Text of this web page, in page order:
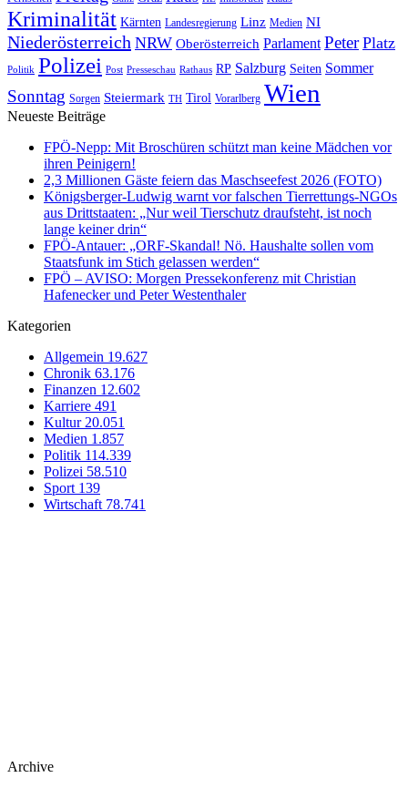
Kriminalität Kärnten Landesregierung Linz Medien NI
Niederösterreich NRW Oberösterreich Parlament Peter Platz
Politik Polizei Post Presseschau Rathaus RP Salzburg Seiten Sommer
Sonntag Sorgen Steiermark TH Tirol Vorarlberg Wien
Neueste Beiträge
FPÖ-Nepp: Mit Broschüren schützt man keine Mädchen vor
ihren Peinigern!
2,3 Millionen Gäste feiern das Maschseefest 2026 (FOTO)
Königsberger-Ludwig warnt vor falschen Tierrettungs-NGOs
aus Drittstaaten: „Nur weil Tierschutz draufsteht, ist noch
lange keiner drin“
FPÖ-Antauer: „ORF-Skandal! Nö. Haushalte sollen vom
Staatsfunk im Stich gelassen werden“
FPÖ – AVISO: Morgen Pressekonferenz mit Christian
Hafenecker und Peter Westenthaler
Kategorien
Allgemein 19.627
Chronik 63.176
Finanzen 12.602
Karriere 491
Kultur 20.051
Medien 1.857
Politik 114.339
Polizei 58.510
Sport 139
Wirtschaft 78.741
Archive